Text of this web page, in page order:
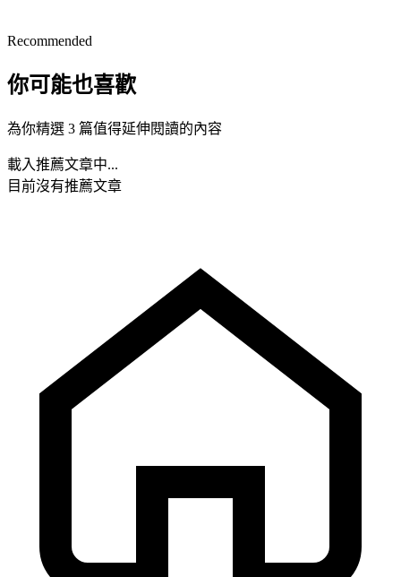
Recommended
你可能也喜歡
為你精選 3 篇值得延伸閱讀的內容
載入推薦文章中...
目前沒有推薦文章